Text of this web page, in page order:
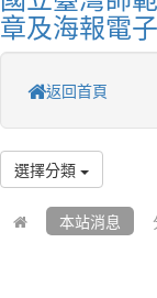
章及海報電
返回首頁
選擇分類
本站消息